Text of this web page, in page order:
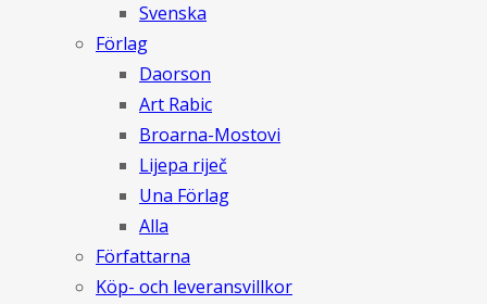
Svenska
Förlag
Daorson
Art Rabic
Broarna-Mostovi
Lijepa riječ
Una Förlag
Alla
Författarna
Köp- och leveransvillkor